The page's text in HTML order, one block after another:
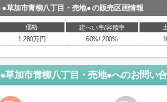
●草加市青柳八丁目・売地● の販売区画情報
価格 建ぺい率/容積率
1,280万円
60%/ 200%
●草加市青柳八丁目・売地●へのお問い